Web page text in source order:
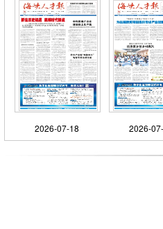
2026-07-18 2026-